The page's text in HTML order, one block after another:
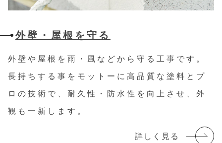
外壁・屋根を守る
外壁や屋根を雨・風などから守る工事です。
長持ちする事をモットーに高品質な塗料とプ
ロの技術で、耐久性・防水性を向上させ、外
観も一新します。
詳しく見る